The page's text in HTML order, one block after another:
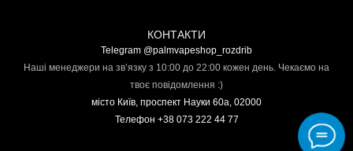
КОНТАКТИ
Telegram @palmvapeshop_rozdrib
Наші менеджери на зв’язку з 10:00 до 22:00 кожен день. Чекаємо на
твоє повідомлення :)
місто Київ, проспект Науки 60а, 02000
Телефон +38 073 222 44 77